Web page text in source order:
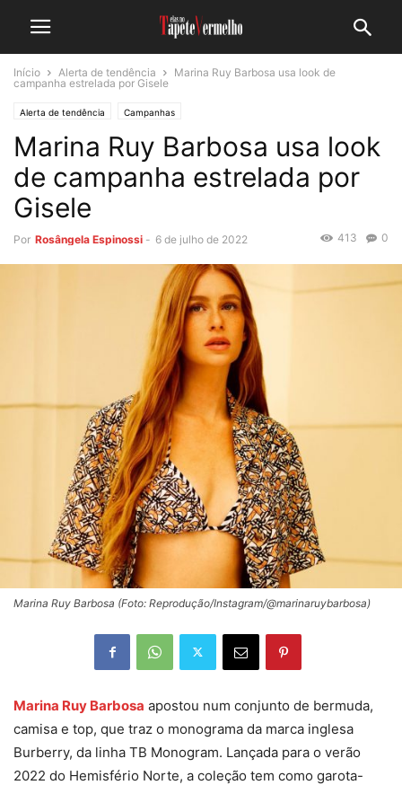
Início Alerta de tendência
Marina Ruy Barbosa usa look de
campanha estrelada por Gisele
Alerta de tendência Campanhas
Marina Ruy Barbosa usa look
de campanha estrelada por
Gisele
Por Rosângela Espinossi - 6 de julho de 2022 0
413
Marina Ruy Barbosa (Foto: Reprodução/Instagram/@marinaruybarbosa)
Marina Ruy Barbosa apostou num conjunto de bermuda,
camisa e top, que traz o monograma da marca inglesa
Burberry, da linha TB Monogram. Lançada para o verão
2022 do Hemisfério Norte, a coleção tem como garota-